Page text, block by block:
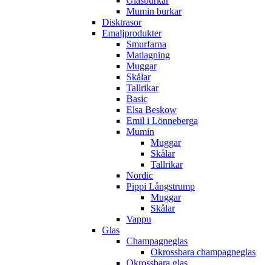
Mumin burkar
Disktrasor
Emaljprodukter
Smurfarna
Matlagning
Muggar
Skålar
Tallrikar
Basic
Elsa Beskow
Emil i Lönneberga
Mumin
Muggar
Skålar
Tallrikar
Nordic
Pippi Långstrump
Muggar
Skålar
Vappu
Glas
Champagneglas
Okrossbara champagneglas
Okrossbara glas